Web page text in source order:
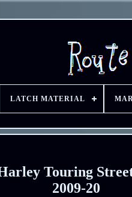
LATCH MATERIAL
Harley Touring
2009-20